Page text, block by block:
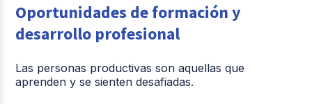
Oportunidades de formación y
desarrollo profesional
Las personas productivas son aquellas que
aprenden y se sienten desafiadas.